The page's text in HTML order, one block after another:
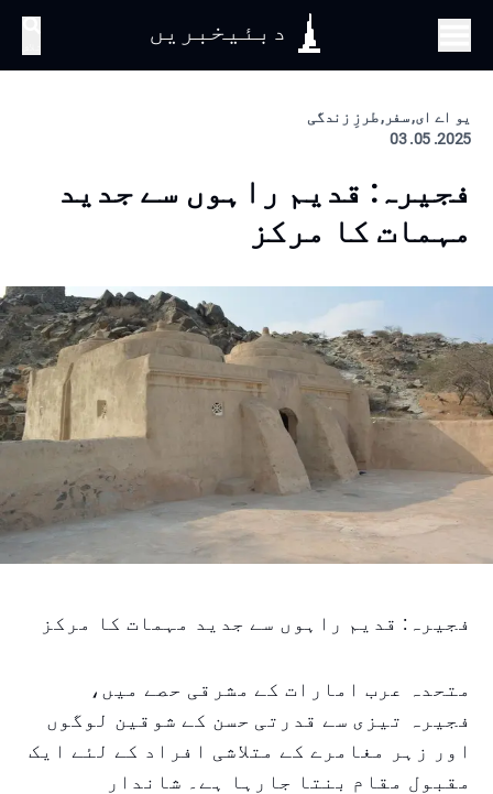
دبئیخبریں
یو اے ای, سفر, طرزِ زندگی
2025. 05. 03
فجیرہ: قدیم راہوں سے جدید
مہمات کا مرکز
فجیرہ: قدیم راہوں سے جدید مہمات کا مرکز
متحدہ عرب امارات کے مشرقی حصے میں،
فجیرہ تیزی سے قدرتی حسن کے شوقین لوگوں
اور زہر مغامرے کے متلاشی افراد کے لئے ایک
مقبول مقام بنتا جارہا ہے۔ شاندار